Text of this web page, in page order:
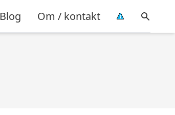
Blog Om / kontakt